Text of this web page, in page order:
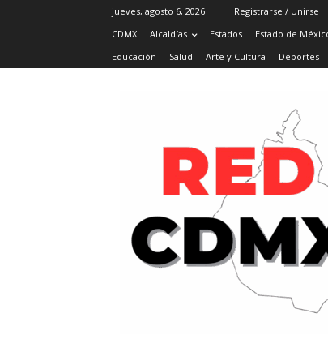
jueves, agosto 6, 2026
Registrarse / Unirse
CDMX
Alcaldías Estados Estado de
Educación
Salud Arte y Cultura Deportes